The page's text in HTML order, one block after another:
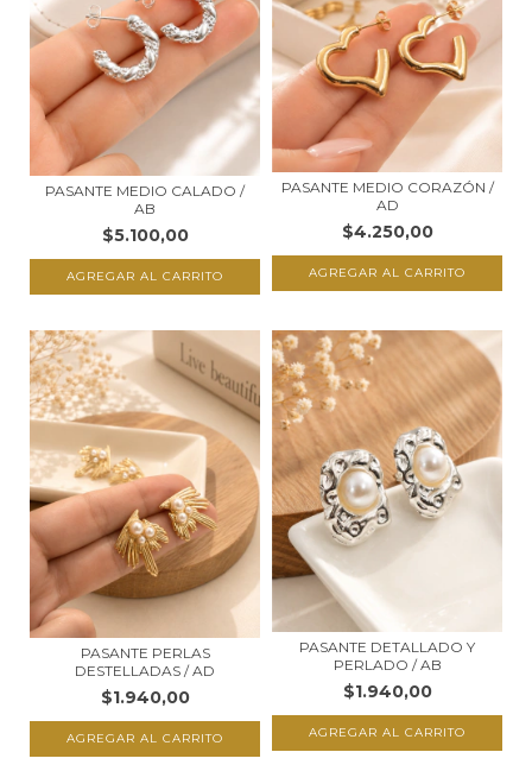
PASANTE MEDIO CALADO /
AB
$5.100,00
PASANTE MEDIO CORAZÓN /
AD
$4.250,00
PASANTE PERLAS
DESTELLADAS / AD
$1.940,00
PASANTE DETALLADO Y
PERLADO / AB
$1.940,00